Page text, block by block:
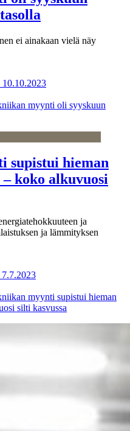
ei ainakaan vielä näy
10.10.2023
myynti oli syyskuun
supistui hieman
koko alkuvuosi
ja
ja lämmityksen
7.7.2023
myynti supistui hieman
silti kasvussa